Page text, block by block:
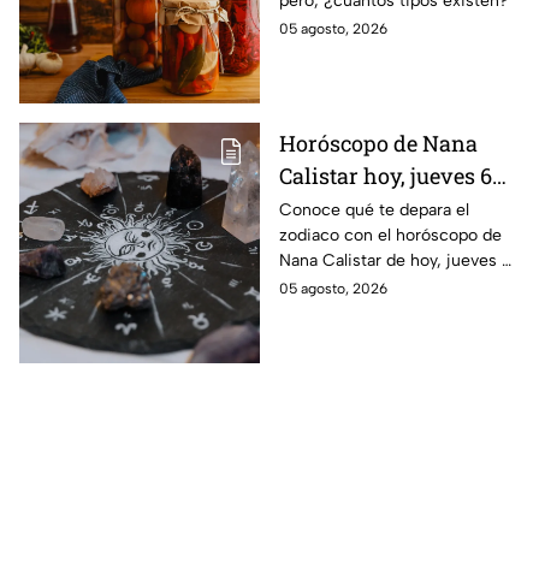
05 agosto, 2026
Horóscopo de Nana
Calistar hoy, jueves 6
de agosto: a estos
signos se les abren las
puertas del dinero
Conoce qué te depara el
zodiaco con el horóscopo de
Nana Calistar de hoy, jueves 6
de agosto. ¿Será dinero o
05 agosto, 2026